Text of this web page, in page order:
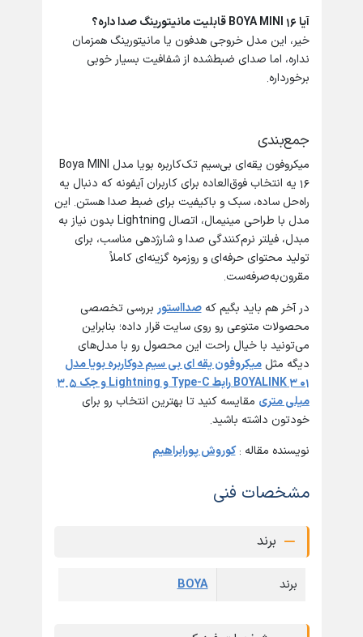
آیا
قابلیت مانیتورینگ صدا داره؟
خیر، این مدل خروجی هدفون یا مانیتورینگ همزمان
نداره، اما صدای ضبط‌شده از شفافیت بسیار خوبی
برخورداره.
جمع‌بندی
میکروفون یقه‌ای بی‌سیم تک‌کاربره بویا مدل Boya MINI
16 یه انتخاب فوق‌العاده برای کاربران آیفونه که دنبال یه
راه‌حل ساده، سبک و باکیفیت برای ضبط صدا هستن. این
مدل با طراحی مینیمال، اتصال Lightning بدون نیاز به
مبدل، فیلتر نرم‌کنندگی صدا و شارژدهی مناسب، برای
تولید محتوای حرفه‌ای و روزمره گزینه‌ای کاملاً
مقرون‌به‌صرفه‌ست.
در آخر هم باید بگیم کهصدااستور بررسی تخصصی
محصولات متنوعی رو روی سایت قرار داده؛ بنابراین
می‌تونید با خیال راحت این محصول رو با مدل‌های
دیگه مثلمیکروفون یقه ای بی سیم دوکاربره بویا مدل
BOYALINK 3 01 رابط Type-C و Lightning و جک 3.5
میلی متری مقایسه کنید تا بهترین انتخاب رو برای
خودتون داشته باشید.
نویسنده مقاله :کوروش پورابراهیم
مشخصات فنی
برند
برند BOYA